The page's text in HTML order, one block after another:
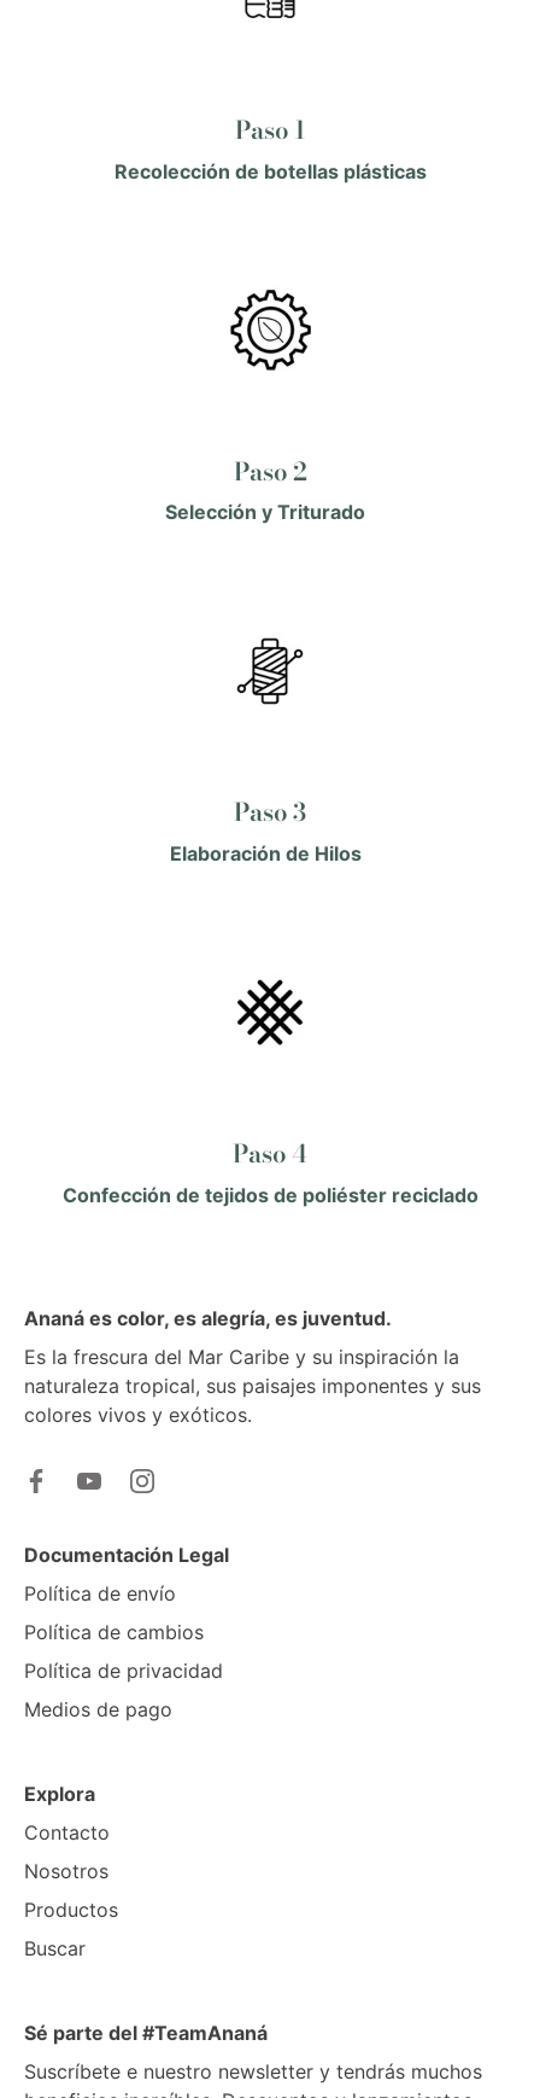
Paso 1
Recolección de botellas plásticas
Paso 2
Selección y Triturado
Paso 3
Elaboración de Hilos
Paso 4
Confección de tejidos de poliéster reciclado
Ananá es color, es alegría, es juventud.
Es la frescura del Mar Caribe y su inspiración la
naturaleza tropical, sus paisajes imponentes y sus
colores vivos y exóticos.
Documentación Legal
Política de envío
Política de cambios
Política de privacidad
Medios de pago
Explora
Contacto
Nosotros
Productos
Buscar
Sé parte del #TeamAnaná
Suscríbete e nuestro newsletter y tendrás muchos